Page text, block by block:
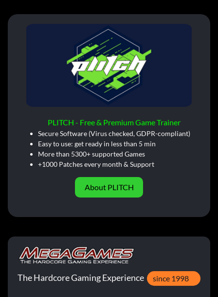
PLITCH - Free & Premium Game Trainer
Secure Software (Virus checked, GDPR-compliant)
Easy to use: get ready in less than 5 min
More than 5300+ supported Games
+1000 Patches every month & Support
About PLITCH
The Hardcore Gaming Experience since 1998